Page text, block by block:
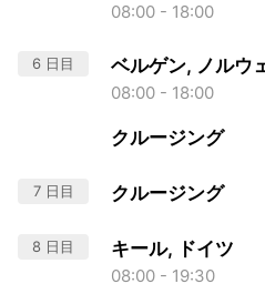
08:00 - 18:00
6 日目 ベルゲン, ノルウ
08:00 - 18:00
クルージング
7 日目 クルージング
8 日目 キール, ドイツ
08:00 - 19:30